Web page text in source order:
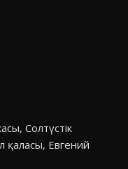
Солтүстік
қаласы, Евгений